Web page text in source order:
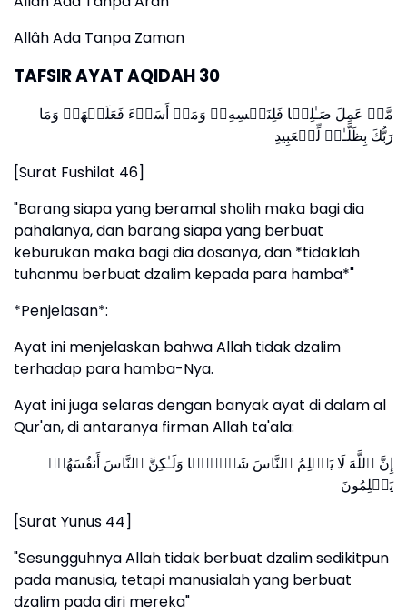
Allâh Ada Tanpa Zaman
TAFSIR AYAT AQIDAH 30
مَّنۡ عَمِلَ صَـٰلِحࣰا فَلِنَفۡسِهِۦۖ وَمَنۡ أَسَاۤءَ فَعَلَیۡهَاۗ وَمَا
رَبُّكَ بِظَلَّـٰمࣲ لِّلۡعَبِیدِ
[Surat Fushilat 46]
"Barang siapa yang beramal sholih maka bagi dia
pahalanya, dan barang siapa yang berbuat
keburukan maka bagi dia dosanya, dan *tidaklah
tuhanmu berbuat dzalim kepada para hamba*"
*Penjelasan*:
Ayat ini menjelaskan bahwa Allah tidak dzalim
terhadap para hamba-Nya.
Ayat ini juga selaras dengan banyak ayat di dalam al
Qur'an, di antaranya firman Allah ta'ala:
إِنَّ ٱللَّهَ لَا یَظۡلِمُ ٱلنَّاسَ شَیۡـࣰٔا وَلَـٰكِنَّ ٱلنَّاسَ أَنفُسَهُمۡ
یَظۡلِمُونَ
[Surat Yunus 44]
"Sesungguhnya Allah tidak berbuat dzalim sedikitpun
pada manusia, tetapi manusialah yang berbuat
dzalim pada diri mereka"